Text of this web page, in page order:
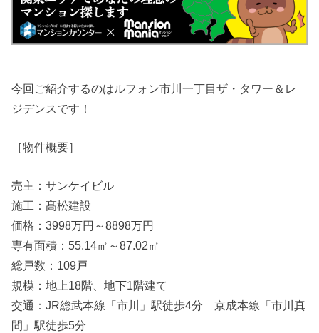
今回ご紹介するのはルフォン市川一丁目ザ・タワー＆レ
ジデンスです！
［物件概要］
売主：サンケイビル
施工：髙松建設
価格：3998万円～8898万円
専有面積：55.14㎡～87.02㎡
総戸数：109戸
規模：地上18階、地下1階建て
交通：JR総武本線「市川」駅徒歩4分 京成本線「市川真
間」駅徒歩5分